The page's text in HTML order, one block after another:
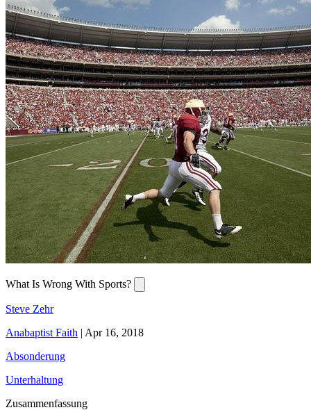
What Is Wrong With Sports?
Steve Zehr
Anabaptist Faith | Apr 16, 2018
Absonderung
Unterhaltung
Zusammenfassung